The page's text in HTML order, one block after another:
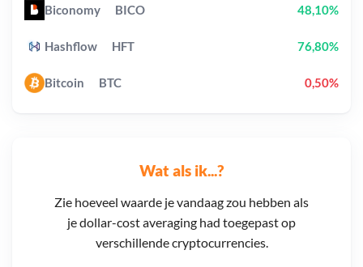
Wat als ik...?
Zie hoeveel waarde je vandaag zou hebben als
je dollar-cost averaging had toegepast op
verschillende cryptocurrencies.
Biconomy BICO 48,10%
Hashflow HFT 76,80%
Bitcoin BTC 0,50%